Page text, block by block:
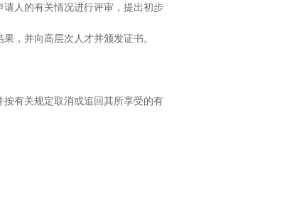
人的有关情况进行评审，提出初步
，并向高层次人才并颁发证书。
有关规定取消或追回其所享受的有